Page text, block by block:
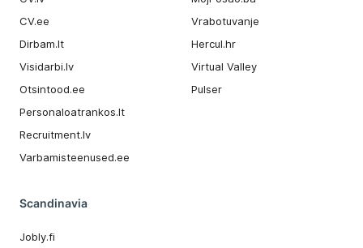
CV.ee
Dirbam.It
Visidarbi.lv
Otsintood.ee
Personaloatrankos.lt
Recruitment.lv
Varbamisteenused.ee
Vrabotuvanje
Hercul.hr
Virtual Valley
Pulser
Scandinavia
Jobly.fi